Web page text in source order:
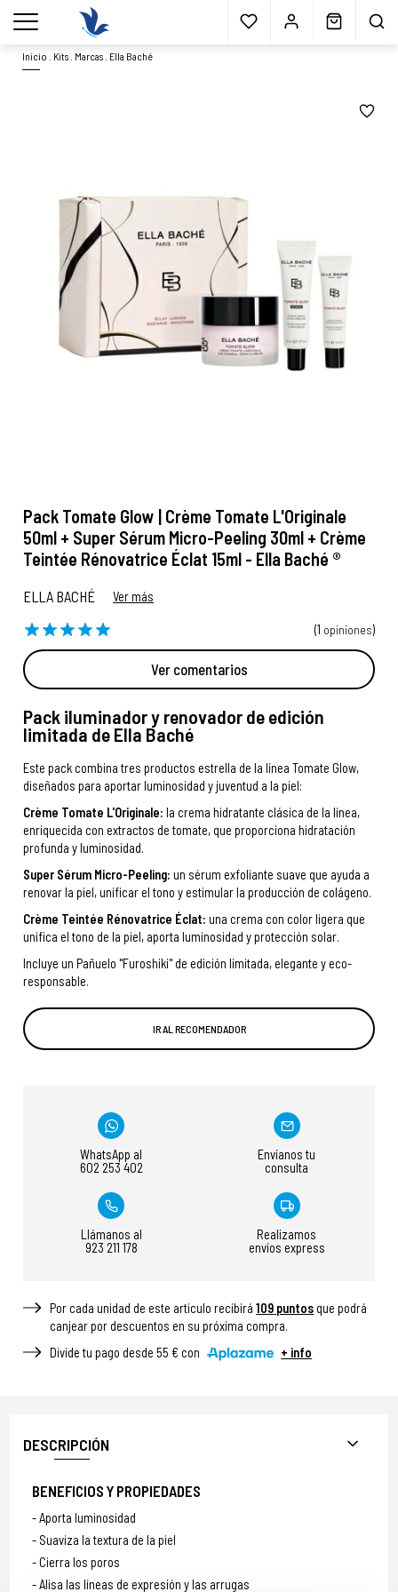
Envío gratisa partir 40€* Muestras gratis Blog
menu
Inicio Kits Marcas Ella Baché
Pack Tomate Glow | Crème Tomate L'Originale
50ml + Super Sérum Micro-Peeling 30ml + Crème
Teintée Rénovatrice Éclat 15ml - Ella Baché ®
ELLA BACHÉ Ver más
(1 opiniones)
Ver comentarios
Pack iluminador y renovador de edición
limitada de Ella Baché
Este pack combina tres productos estrella de la línea Tomate Glow,
diseñados para aportar luminosidad y juventud a la piel:
Crème Tomate L'Originale: la crema hidratante clásica de la línea,
enriquecida con extractos de tomate, que proporciona hidratación
profunda y luminosidad.
Super Sérum Micro-Peeling:un sérum exfoliante suave que ayuda a
renovar la piel, unificar el tono y estimular la producción de colágeno.
Crème Teintée Rénovatrice Éclat:una crema con color ligera que
unifica el tono de la piel, aporta luminosidad y protección solar.
Incluye un Pañuelo "Furoshiki" de edición limitada, elegante y eco-
responsable.
IR AL RECOMENDADOR
WhatsApp al
602 253 402
Envíanos tu
consulta
Llámanos al
923 211 178
Realizamos
envíos express
Por cada unidad de este articulo recibirá109 puntos que podrá
canjear por descuentos en su próxima compra.
Divide tu pago desde 55 € con
+ info
DESCRIPCIÓN
BENEFICIOS Y PROPIEDADES
Aporta luminosidad
Suaviza la textura de la piel
Cierra los poros
Alisa las líneas de expresión y las arrugas